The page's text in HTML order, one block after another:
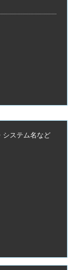
システム名など